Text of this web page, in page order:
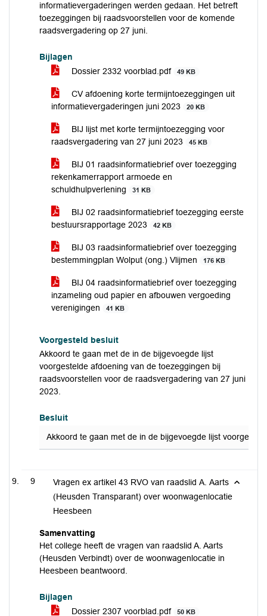
informatievergaderingen werden gedaan. Het betreft
toezeggingen bij raadsvoorstellen voor de komende
raadsvergadering op 27 juni.
Bijlagen
Dossier 2332 voorblad.pdf
49 KB
CV afdoening korte termijntoezeggingen uit
informatievergaderingen juni 2023
20 KB
BIJ lijst met korte termijntoezegging voor
raadsvergadering van 27 juni 2023
45 KB
BIJ 01 raadsinformatiebrief over toezegging
rekenkamerrapport armoede en
schuldhulpverlening
31 KB
BIJ 02 raadsinformatiebrief toezegging eerste
bestuursrapportage 2023
42 KB
BIJ 03 raadsinformatiebrief over toezegging
bestemmingplan Wolput (ong.) Vlijmen
176 KB
BIJ 04 raadsinformatiebrief over toezegging
inzameling oud papier en afbouwen vergoeding
verenigingen
41 KB
Voorgesteld besluit
Akkoord te gaan met de in de bijgevoegde lijst
voorgestelde afdoening van de toezeggingen bij
raadsvoorstellen voor de raadsvergadering van 27 juni
2023.
Besluit
Akkoord te gaan met de in de bijgevoegde lijst
9
Vragen ex artikel 43 RVO van raadslid A. Aarts
(Heusden Transparant) over woonwagenlocatie
Heesbeen
Samenvatting
Het college heeft de vragen van raadslid A. Aarts
(Heusden Verbindt) over de woonwagenlocatie in
Heesbeen beantwoord.
Bijlagen
Dossier 2307 voorblad.pdf
50 KB